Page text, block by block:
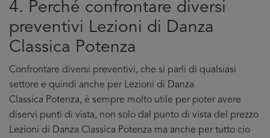
4. Perché confrontare diversi
preventivi Lezioni di Danza
Classica Potenza
Confrontare diversi preventivi, che si parli di qualsiasi
settore e quindi anche per Lezioni di Danza
Classica Potenza, è sempre molto utile per poter avere
diservi punti di vista, non solo dal punto di vista del prezzo
Lezioni di Danza Classica Potenza ma anche per tutto cio